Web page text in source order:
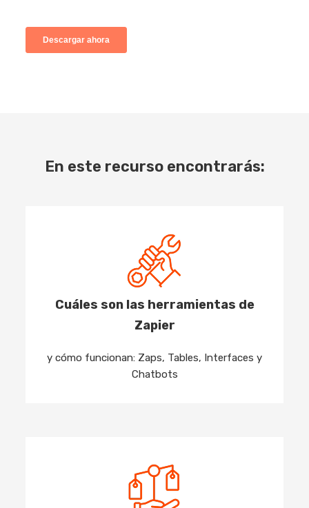
En este recurso encontrarás:
Cuáles son las herramientas de
Zapier
y cómo funcionan: Zaps, Tables, Interfaces y
Chatbots